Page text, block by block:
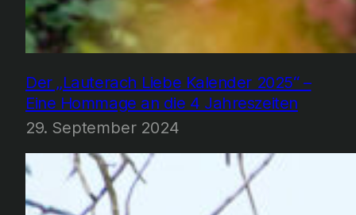
Der „Lauterach Liebe Kalender 2025“ –
Eine Hommage an die 4 Jahreszeiten
29. September 2024